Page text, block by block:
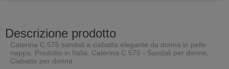
Descrizione prodotto
Caterina C 575 sandali a ciabatta elegante da donna in pelle
nappa. Prodotto in Italia. Caterina C 575 - Sandali per donne,
Ciabatte per donna